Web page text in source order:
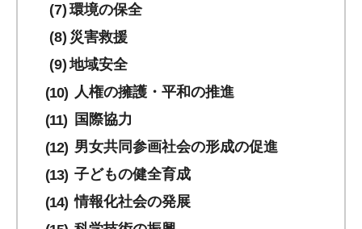
環境の保全
災害救援
地域安全
人権の擁護・平和の推進
国際協力
男女共同参画社会の形成の促進
子どもの健全育成
情報化社会の発展